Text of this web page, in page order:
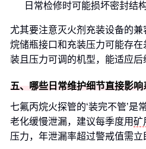
日常检修时可能损坏密封结
尤其要注意灭火剂充装设备的
烷储瓶接口和充装压力可能存
装且压力可调的机型，能适应后
五、哪些日常维护细节直接影响
七氟丙烷火探管的‘装完不管’是
老化缓慢泄漏，建议每季度用矿
压力，年泄漏率超过警戒值需立